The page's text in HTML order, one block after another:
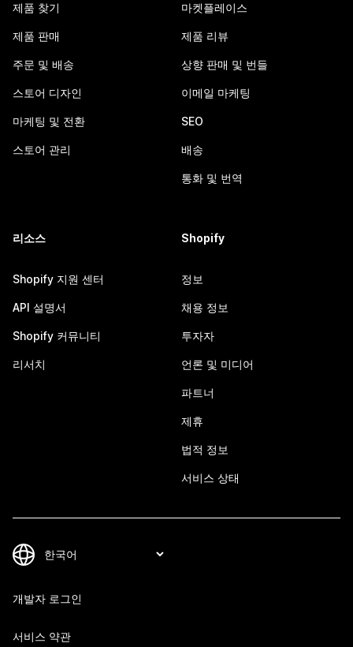
제품 찾기
제품 판매
주문 및 배송
스토어 디자인
마케팅 및 전환
스토어 관리
마켓플레이스
제품 리뷰
상향 판매 및 번들
이메일 마케팅
SEO
배송
통화 및 번역
리소스
Shopify 지원 센터
API 설명서
Shopify 커뮤니티
리서치
Shopify
정보
채용 정보
투자자
언론 및 미디어
파트너
제휴
법적 정보
서비스 상태
개발자 로그인
서비스 약관